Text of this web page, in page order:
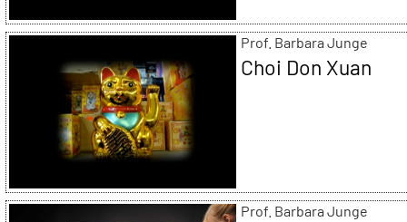
Prof. Barbara Junge
Choi Don Xuan
Prof. Barbara Junge